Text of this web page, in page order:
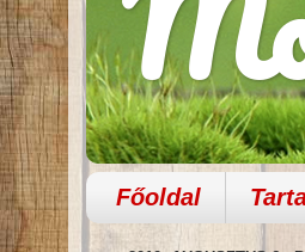
Főoldal